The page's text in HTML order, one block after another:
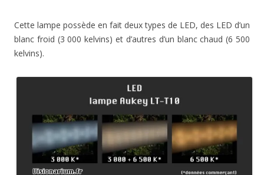
Cette lampe possède en fait deux types de LED, des LED d’un
blanc froid (3 000 kelvins) et d’autres d’un blanc chaud (6 500
kelvins).